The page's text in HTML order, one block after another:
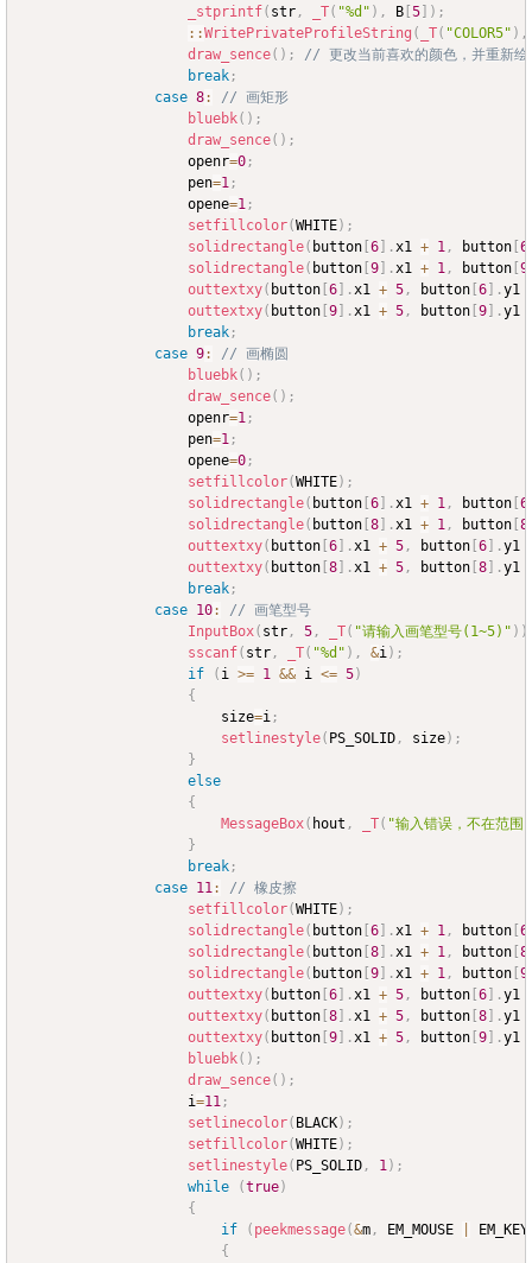
_stprintf( str , _T( "%d" ) , B 5 ) ;
::WritePrivateProfileString ( _T( "COLOR5" ) ,
draw_sence( ) ;
// 更改当前喜欢的颜色，并重新绘
break ;
case 8:
// 画矩形
bluebk( ) ;
draw_sence( ) ;
					openr
=0 ;
					pen
=1 ;
					opene
=1 ;
setfillcolor(WHITE) ;
solidrectangle( button 6 .x1 + 1 , button 6
solidrectangle( button 9 .x1 + 1 , button 9
outtextxy( button 6 .x1 + 5 , button 6 .y1
outtextxy( button 9 .x1 + 5 , button 9 .y1
break ;
case 9:
// 画椭圆
bluebk( ) ;
draw_sence( ) ;
					openr
=1 ;
					pen
=1 ;
					opene
=0 ;
setfillcolor(WHITE) ;
solidrectangle( button 6 .x1 + 1 , button 6
solidrectangle( button 8 .x1 + 1 , button 8
outtextxy( button 6 .x1 + 5 , button 6 .y1
outtextxy( button 8 .x1 + 5 , button 8 .y1
break ;
case 10:
// 画笔型号
InputBox( str , 5 , _T( "请输入画笔型号(1~5)" ) )
sscanf( str , _T( "%d" ) , &i) ;
if
( i >= 1 && i <= 5)
{
						size
=i ;
setlinestyle( PS_SOLID , size) ;
}
else
{
MessageBox( hout , _T( "输入错误，不在范围
}
break ;
case 11:
// 橡皮擦
setfillcolor(WHITE) ;
solidrectangle( button 6 .x1 + 1 , button 6
solidrectangle( button 8 .x1 + 1 , button 8
solidrectangle( button 9 .x1 + 1 , button 9
outtextxy( button 6 .x1 + 5 , button 6 .y1
outtextxy( button 8 .x1 + 5 , button 8 .y1
outtextxy( button 9 .x1 + 5 , button 9 .y1
bluebk( ) ;
draw_sence( ) ;
					i
=11 ;
setlinecolor( BLACK) ;
setfillcolor(WHITE) ;
setlinestyle( PS_SOLID , 1) ;
while
(true)
{
if
( peekmessage(&m , EM_MOUSE EM_KEY
{